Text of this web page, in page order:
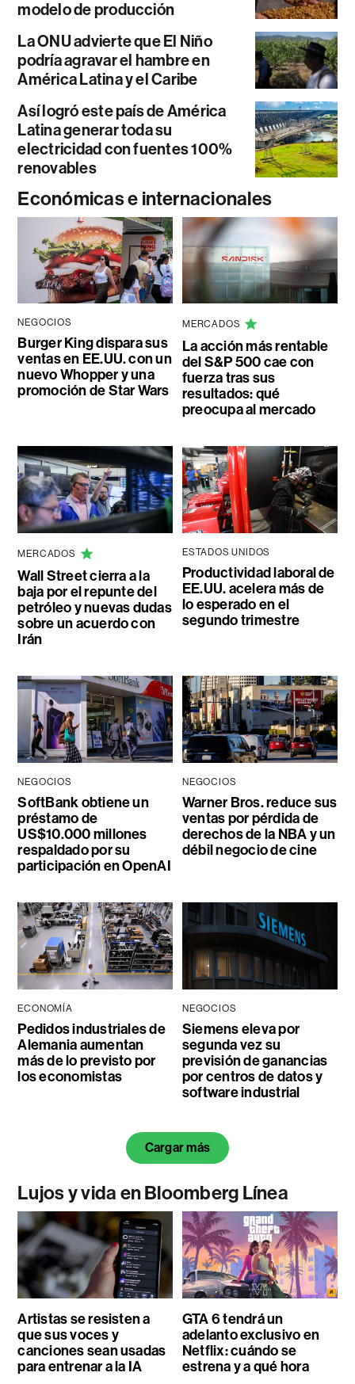
modelo de producción
La ONU advierte que El Niño
podría agravar el hambre en
América Latina y el Caribe
Así logró este país de América
Latina generar toda su
electricidad con fuentes 100%
renovables
Económicas e internacionales
NEGOCIOS
Burger King dispara sus
ventas en EE.UU. con un
nuevo Whopper y una
promoción de Star Wars
MERCADOS
La acción más rentable
del S&P 500 cae con
fuerza tras sus
resultados: qué
preocupa al mercado
MERCADOS
Wall Street cierra a la
baja por el repunte del
petróleo y nuevas dudas
sobre un acuerdo con
Irán
ESTADOS UNIDOS
Productividad laboral de
EE.UU. acelera más de
lo esperado en el
segundo trimestre
NEGOCIOS
SoftBank obtiene un
préstamo de
US$10.000 millones
respaldado por su
participación en OpenAI
NEGOCIOS
Warner Bros. reduce sus
ventas por pérdida de
derechos de la NBA y un
débil negocio de cine
ECONOMÍA
Pedidos industriales de
Alemania aumentan
más de lo previsto por
los economistas
NEGOCIOS
Siemens eleva por
segunda vez su
previsión de ganancias
por centros de datos y
software industrial
Cargar más
Lujos y vida en Bloomberg Línea
Artistas se resisten a
que sus voces y
canciones sean usadas
para entrenar a la IA
GTA 6 tendrá un
adelanto exclusivo en
Netflix: cuándo se
estrena y a qué hora